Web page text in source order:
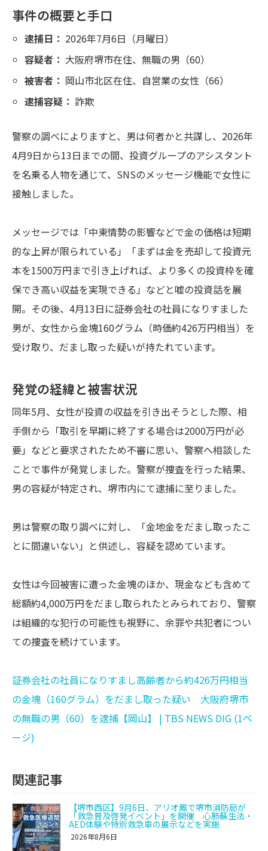
事件の概要と手口
逮捕日： 2026年7月6日（月曜日）
容疑者： 大阪府堺市在住、無職の男（60）
被害者： 岡山市北区在住、自営業の女性（66）
逮捕容疑： 詐欺
警察の調べによりますと、男は何者かと共謀し、2026年
4月9日から13日までの間、投資グループのアシスタント
を名乗る人物を通じて、SNSのメッセージ機能で女性に
接触しました。
メッセージでは「中東情勢の影響などで金の価格は短期
的な上昇が限られている」「まずは金を売却して投資元
本を1500万円まで引き上げれば、より多くの投資枠を確
保でき高い収益を実現できる」などと嘘の投資話を展
開。その後、4月13日に証券会社の社員になりすました
男が、女性から金塊160グラム（時価約426万円相当）を
受け取り、だまし取った疑いが持たれています。
発覚の経緯と被害状況
同年5月、女性が投資の収益を引き出そうとした際、相
手側から「取引を早期に終了する場合は2000万円が必
要」などと要求されたため不審に思い、警察へ相談した
ことで事件が発覚しました。警察が捜査を行った結果、
男の容疑が特定され、堺市内にて逮捕に至りました。
男は警察の取り調べに対し、「金地金をだまし取ったこ
とに間違いない」と供述し、容疑を認めています。
女性は今回被害に遭った金塊のほか、現金なども含めて
総額約4,000万円をだまし取られたとみられており、警察
は組織的な犯行の可能性も視野に、余罪や共犯者につい
ての捜査を続けています。
証券会社の社員になりすまし高齢者から約426万円相当
の金塊（160グラム）をだまし取った疑い 大阪府堺市
の無職の男（60）を逮捕【岡山】 | TBS NEWS DIG (1ペ
ージ)
関連記事
【堺市西区】9月6日、アリオ鳳で堺市消防局が
「救急普及啓発イベント」を開催 心肺蘇生法・
AED体験や特別救急車の展示などを実施
2026年8月6日